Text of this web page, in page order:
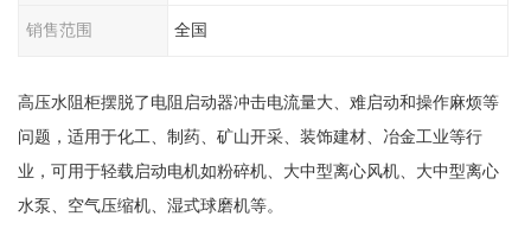
销售范围 全国
高压水阻柜摆脱了电阻启动器冲击电流量大、难启动和操作麻烦等
问题，适用于化工、制药、矿山开采、装饰建材、冶金工业等行
业，可用于轻载启动电机如粉碎机、大中型离心风机、大中型离心
水泵、空气压缩机、湿式球磨机等。